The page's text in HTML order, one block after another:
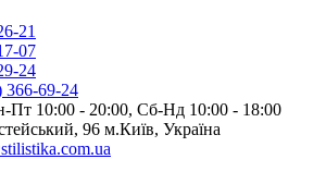
21
07
24
366-69-24
Пт 10:00 - 20:00, Сб-Нд 10:00 - 18:00
96 м.Київ, Україна